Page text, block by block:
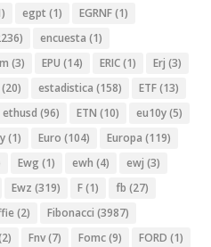
egpt (1) EGRNF(1)
encuesta (1)
(3) EPU (14) ERIC(1) Erj (3)
(20) estadistica (158) ETF(13)
ethusd (96) ETN (10) eu10y(5)
(1) Euro (104) Europa (119)
Ewg (1) ewh (4) ewj (3)
Ewz (319) F(1) fb (27)
(2) Fibonacci (3987)
Fnv(7) Fomc(9) FORD (1)